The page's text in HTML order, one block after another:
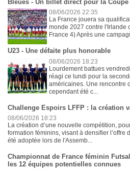
Bleues - Un billet direct pour la
08/06/2026 22:35
La France jouera sa
monde 2027 contre l'Irlande
France 4) Après une
U23 - Une défaite plus honorable
08/06/2026 18:23
Lourdement battues
réagi ce lundi pour la
américaines. Une rencontre
cependant été c...
Challenge Espoirs LFFP : la création
08/06/2026 18:23
La création d’une nouvelle compétition,
formation féminins, visant à densifier l’offre
été adoptée lors de l'Assemb...
Championnat de France féminin
les 12 équipes potentielles connues